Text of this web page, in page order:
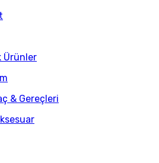
Ürünler
& Gereçleri